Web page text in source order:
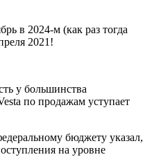
в 2024-м (как раз тогда
2021!
у большинства
по продажам уступает
бюджету указал,
на уровне